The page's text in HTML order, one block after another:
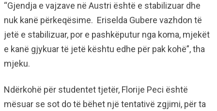
“Gjendja e vajzave në Austri është e stabilizuar dhe
nuk kanë përkeqësime. Eriselda Gubere vazhdon të
jetë e stabilizuar, por e pashkëputur nga koma, mjekët
e kanë gjykuar të jetë kështu edhe për pak kohë”, tha
mjeku.
Ndërkohë për studentet tjetër, Florije Peci është
mësuar se sot do të bëhet një tentativë zgjimi, për ta